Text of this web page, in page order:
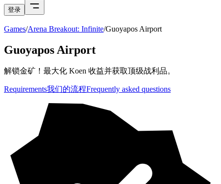
登录
Games/Arena Breakout: Infinite/Guoyapos Airport
Guoyapos Airport
解锁金矿！最大化 Koen 收益并获取顶级战利品。
Requirements我们的流程Frequently asked questions